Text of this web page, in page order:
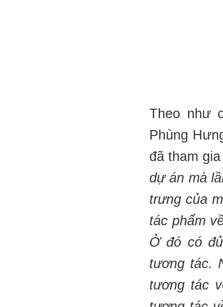
Theo như
Phùng
đã tham
dự án mà
trưng của
tác phẩm
Ở đó có
tương tác.
tương tác